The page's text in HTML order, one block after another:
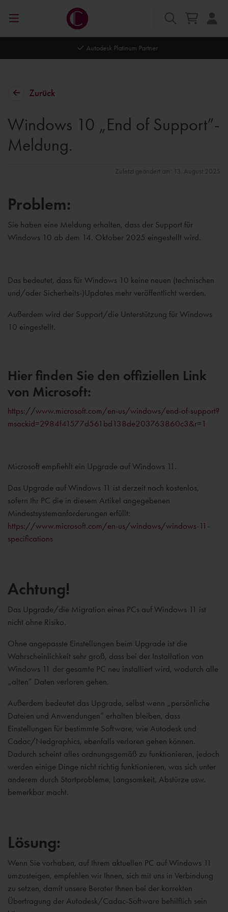
Autodesk Platinum Partner
Zurück
Windows 10 „End of Support”-
Meldung.
Zuletzt geändert am: 13. August 2025
Problem:
Sie haben eine Meldung erhalten, dass der Support für
Windows 10 ab dem 14. Oktober 2025 eingestellt wird.
Das bedeutet, dass für Windows 10 keine neuen (technischen
und/oder Sicherheits-)Updates mehr veröffentlicht werden.
Außerdem wird der Support/die Unterstützung für Windows
10 eingestellt.
Hier finden Sie den offiziellen Link
von Microsoft:
https://www.microsoft.com/en-us/windows/end-of-support?
msockid=2984f41577d561bd138de203763860c3&r=1
Microsoft empfiehlt ein Upgrade auf Windows 11.
Das Upgrade auf Windows 11 ist derzeit noch kostenlos,
sofern Ihr PC die in diesem Artikel angegebenen
Mindestsystemanforderungen erfüllt:
https://www.microsoft.com/en-us/windows/windows-11-
specifications
Achtung!
Das Upgrade/die Migration eines PCs auf Windows 11 ist
nicht ohne Risiko.
Ohne angepasste Einstellungen beim Upgrade ist die
Wahrscheinlichkeit sehr groß, dass bei der Installation von
Windows 11 der gesamte PC neu installiert wird, wodurch alle
„alten” Daten verloren gehen.
Außerdem bedeutet das Upgrade, selbst wenn „persönliche
Dateien und Anwendungen” erhalten bleiben, dass
Einstellungen für bestimmte Software, wie Autodesk und
Cadac/Nedgraphics, ebenfalls verloren gehen können.
Dadurch scheint alles ordnungsgemäß zu funktionieren, jedoch
werden einige Dinge nicht richtig funktionieren, was sich unter
anderem durch Startprobleme, Langsamkeit, Abstürze usw.
bemerkbar macht.
Lösung:
Wenn Sie vorhaben, auf Ihrem aktuellen PC auf Windows 11
umzusteigen, empfehlen wir Ihnen, sich mit uns in Verbindung
zu setzen, damit unsere Berater Ihnen bei der korrekten
Übertragung der Autodesk/Cadac-Software behilflich sein